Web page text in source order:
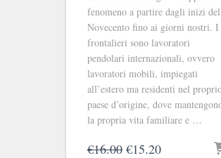
fenomeno a partire dagli inizi del
Novecento fino ai giorni nostri. I
frontalieri sono lavoratori
pendolari internazionali, ovvero
lavoratori mobili, impiegati
all’estero ma residenti nel
paese d’origine, dove
la propria vita familiare e …
€16.00 Il
€15.20Il